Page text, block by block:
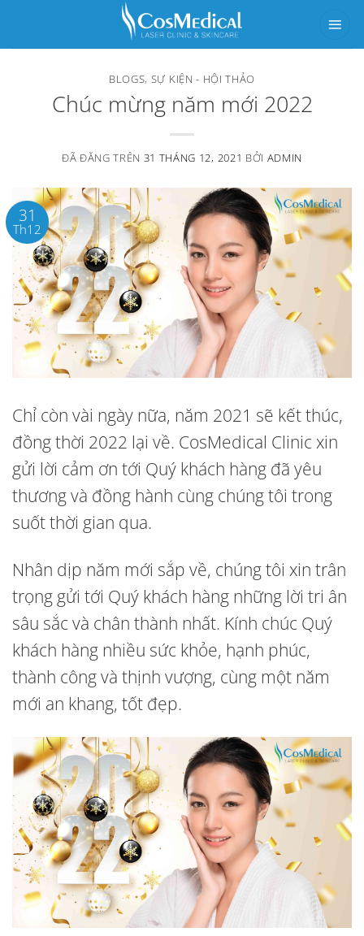
BLOGS, SỰ KIỆN - HỘI THẢO
Chúc mừng năm mới 2022
ĐÃ ĐĂNG TRÊN 31 THÁNG 12, 2021 BỞI ADMIN
31
Th12
Chỉ còn vài ngày nữa, năm 2021 sẽ kết thúc,
đồng thời 2022 lại về. CosMedical Clinic xin
gửi lời cảm ơn tới Quý khách hàng đã yêu
thương và đồng hành cùng chúng tôi trong
suốt thời gian qua.
Nhân dịp năm mới sắp về, chúng tôi xin trân
trọng gửi tới Quý khách hàng những lời tri ân
sâu sắc và chân thành nhất. Kính chúc Quý
khách hàng nhiều sức khỏe, hạnh phúc,
thành công và thịnh vượng, cùng một năm
mới an khang, tốt đẹp.